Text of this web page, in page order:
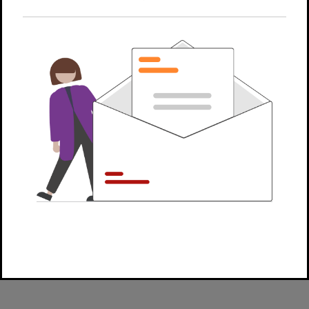
00:00
Video | 5:33 min